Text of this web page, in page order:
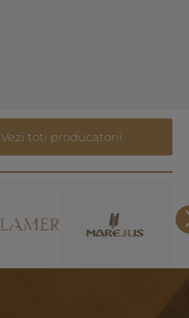
Vezi toti producatorii